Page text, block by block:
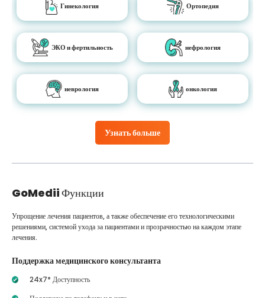
Узнать больше
Гинекология Ортопедия
ЭКО и фертильность нефрология
неврология онкология
GoMediiФункции
Упрощение лечения пациентов, а также обеспечение его технологическими
решениями, системой ухода за пациентами и прозрачностью на каждом этапе
лечения.
Поддержка медицинского консультанта
24x7* Доступность